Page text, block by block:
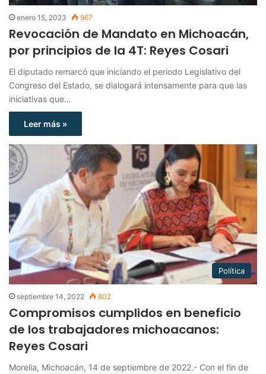
enero 15, 2023 967
Revocación de Mandato en Michoacán,
por principios de la 4T: Reyes Cosari
El diputado remarcó que iniciando el periodo Legislativo del
Congreso del Estado, se dialogará intensamente para que las
iniciativas que…
Leer más »
Política
septiembre 14, 2022 802
Compromisos cumplidos en beneficio
de los trabajadores michoacanos:
Reyes Cosari
Morelia, Michoacán, 14 de septiembre de 2022.- Con el fin de